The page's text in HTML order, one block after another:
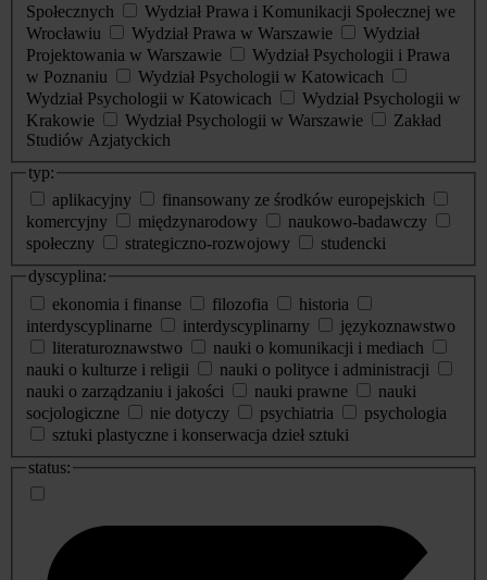
Społecznych
Wydział Prawa i Komunikacji Społecznej we
Wrocławiu
Wydział Prawa w Warszawie
Wydział
Projektowania w Warszawie
Wydział Psychologii i Prawa
w Poznaniu
Wydział Psychologii w Katowicach
Wydział Psychologii w Katowicach
Wydział Psychologii w
Krakowie
Wydział Psychologii w Warszawie
Zakład
Studiów Azjatyckich
typ:
aplikacyjny
finansowany ze środków europejskich
komercyjny
międzynarodowy
naukowo-badawczy
społeczny
strategiczno-rozwojowy
studencki
dyscyplina:
ekonomia i finanse
filozofia
historia
interdyscyplinarne
interdyscyplinarny
językoznawstwo
literaturoznawstwo
nauki o komunikacji i mediach
nauki o kulturze i religii
nauki o polityce i administracji
nauki o zarządzaniu i jakości
nauki prawne
nauki
socjologiczne
nie dotyczy psychiatria
psychologia
sztuki plastyczne i konserwacja dzieł sztuki
status: